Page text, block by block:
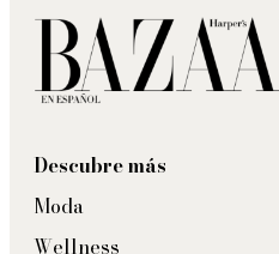
Descubre más
Moda
Wellness